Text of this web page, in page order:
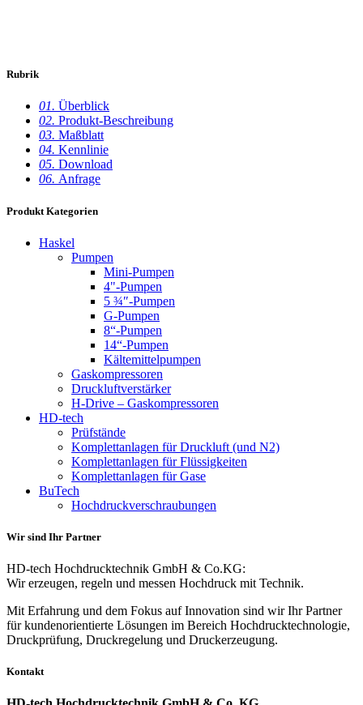
Rubrik
01. Überblick
02. Produkt-Beschreibung
03. Maßblatt
04. Kennlinie
05. Download
06. Anfrage
Produkt Kategorien
Haskel
Pumpen
Mini-Pumpen
4"-Pumpen
5 ¾″-Pumpen
G-Pumpen
8“-Pumpen
14“-Pumpen
Kältemittelpumpen
Gaskompressoren
Druckluftverstärker
H-Drive – Gaskompressoren
HD-tech
Prüfstände
Komplettanlagen für Druckluft (und N2)
Komplettanlagen für Flüssigkeiten
Komplettanlagen für Gase
BuTech
Hochdruckverschraubungen
Wir sind Ihr Partner
HD-tech Hochdrucktechnik GmbH & Co.KG:
Wir erzeugen, regeln und messen Hochdruck mit Technik.
Mit Erfahrung und dem Fokus auf Innovation sind wir Ihr Partner
für kundenorientierte Lösungen im Bereich Hochdrucktechnologie,
Druckprüfung, Druckregelung und Druckerzeugung.
Kontakt